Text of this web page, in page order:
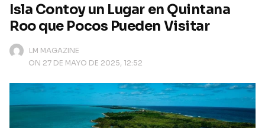
LM MAGAZINE
ON 27 DE MAYO DE 2025, 12:52
Isla Contoy un Lugar en Quintana
Roo que Pocos Pueden Visitar